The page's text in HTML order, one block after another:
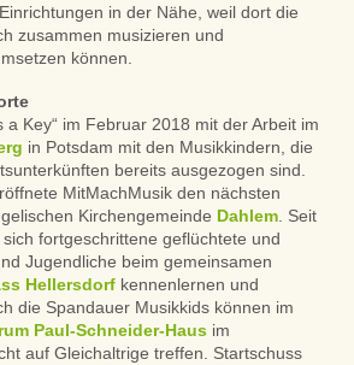
in der Nähe, weil dort die
zusammen musizieren und
können.
a Key“ im Februar 2018 mit der Arbeit im
in Potsdam mit den Musikkindern, die
bereits ausgezogen sind.
MitMachMusik den nächsten
Kirchengemeinde Dahlem . Seit
fortgeschrittene geflüchtete und
Jugendliche beim gemeinsamen
Hellersdorf kennenlernen und
die Spandauer Musikkids können im
Paul-Schneider-Haus im
auf Gleichaltrige treffen. Startschuss